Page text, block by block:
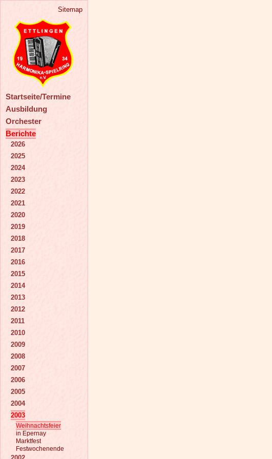
Sitemap
Startseite/Termine
Ausbildung
Orchester
Berichte
2026
2025
2024
2023
2022
2021
2020
2019
2018
2017
2016
2015
2014
2013
2012
2011
2010
2009
2008
2007
2006
2005
2004
2003
Weihnachtsfeier
in Epernay
Marktfest
Festwochenende